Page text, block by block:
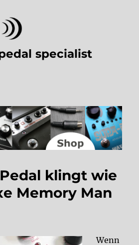
specialist
klingt wie
Memory Man
Wenn